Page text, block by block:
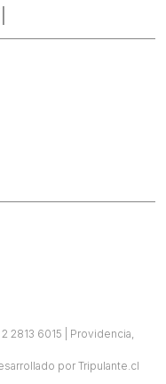
2813 6015 | Providencia,
por Tripulante.cl